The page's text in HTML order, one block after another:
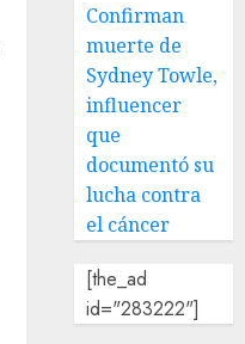
Confirman
muerte de
Sydney Towle,
influencer
que
documentó su
lucha contra
el cáncer
[the_ad
id="283222"]